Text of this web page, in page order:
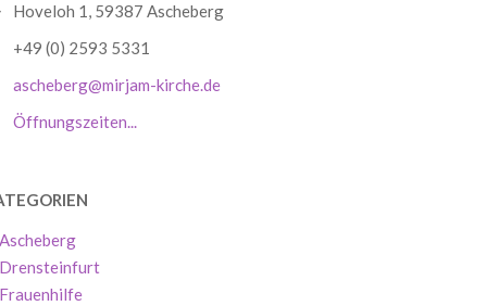
Hoveloh 1, 59387 Ascheberg
+49 (0) 2593 5331
ascheberg@mirjam-kirche.de
Öffnungszeiten...
Ascheberg
Drensteinfurt
Frauenhilfe